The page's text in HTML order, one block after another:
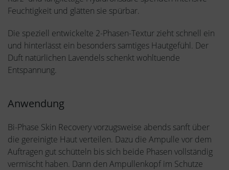
Feuchtigkeit und glätten sie spürbar.
Die speziell entwickelte 2-Phasen-Textur zieht schnell ein
und hinterlässt ein besonders samtiges Hautgefühl. Der
Duft natürlichen Lavendels schenkt wohltuende
Entspannung.
Anwendung
Bi-Phase Skin Recovery vorzugsweise abends sanft über
die ge­rei­nigte Haut verteilen. Dazu die Ampulle vor dem
Auftragen gut schütteln bis sich beide Phasen vollständig
vermischt haben. Dann den Am­pullenkopf im Schutze